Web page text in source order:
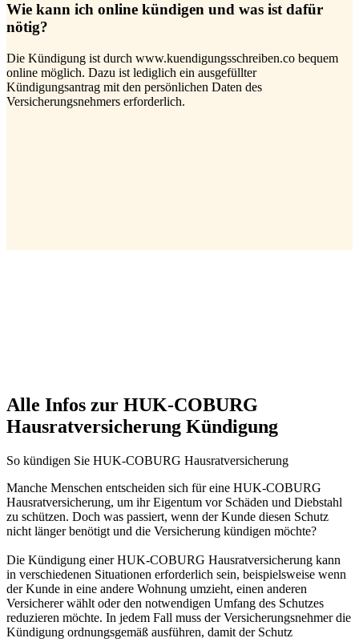
Wie kann ich online kündigen und was ist dafür
nötig?
Die Kündigung ist durch www.kuendigungsschreiben.co bequem
online möglich. Dazu ist lediglich ein ausgefüllter
Kündigungsantrag mit den persönlichen Daten des
Versicherungsnehmers erforderlich.
Alle Infos zur HUK-COBURG
Hausratversicherung Kündigung
So kündigen Sie HUK-COBURG Hausratversicherung
Manche Menschen entscheiden sich für eine HUK-COBURG
Hausratversicherung, um ihr Eigentum vor Schäden und Diebstahl
zu schützen. Doch was passiert, wenn der Kunde diesen Schutz
nicht länger benötigt und die Versicherung kündigen möchte?
Die Kündigung einer HUK-COBURG Hausratversicherung kann
in verschiedenen Situationen erforderlich sein, beispielsweise wenn
der Kunde in eine andere Wohnung umzieht, einen anderen
Versicherer wählt oder den notwendigen Umfang des Schutzes
reduzieren möchte. In jedem Fall muss der Versicherungsnehmer die
Kündigung ordnungsgemäß ausführen, damit der Schutz